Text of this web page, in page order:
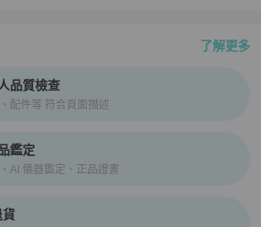
了解更多
證、安心購檢驗流程介紹
品質檢查
配件等 符合頁面描述
鑑定
AI 儀器鑑定、正品證書
貨